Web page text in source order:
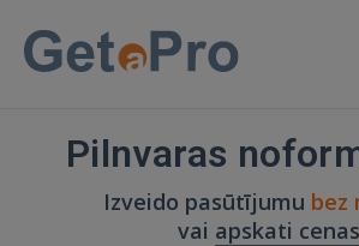
Pilnvaras
Izveido pasūtījumu bez
vai apskati cenas